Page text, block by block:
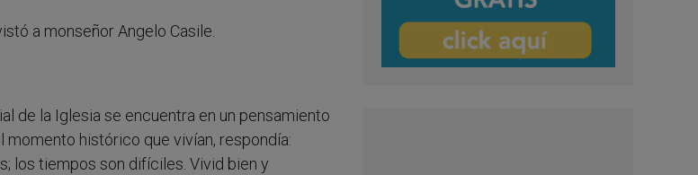
a monseñor Angelo Casile.
de la Iglesia se encuentra en un pensamiento
histórico que vivían, respondía:
los tiempos son difíciles. Vivid bien y